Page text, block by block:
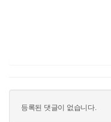
등록된 댓글이 없습니다.